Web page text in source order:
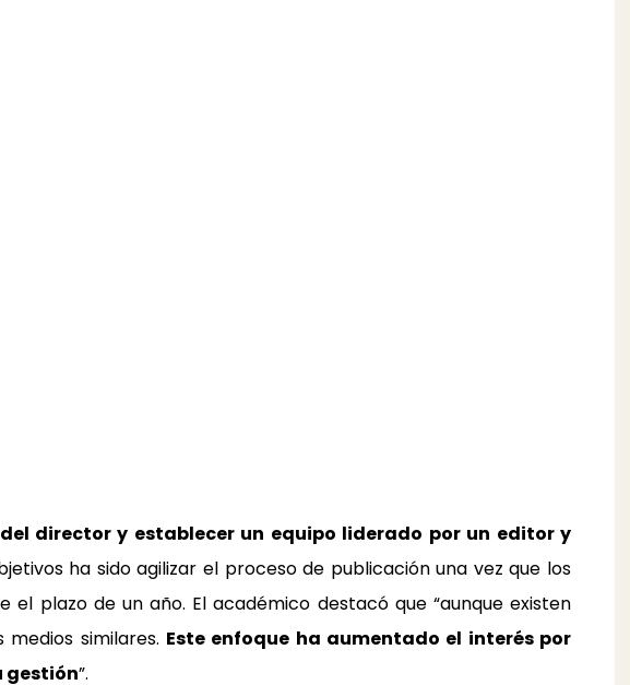
director y establecer un equipo liderado por un editor y
ha sido agilizar el proceso de publicación una vez que los
plazo de un año. El académico destacó que “aunque existen
similares. Este enfoque ha aumentado el interés por
gestión”.